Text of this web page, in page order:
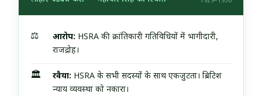
⚖️ आरोप: HSRA की क्रांतिकारी गतिविधियों में भागीदारी,
राजद्रोह।
🏛️ रवैया: HSRA के सभी सदस्यों के साथ एकजुटता। ब्रिटिश
न्याय व्यवस्था को नकारा।